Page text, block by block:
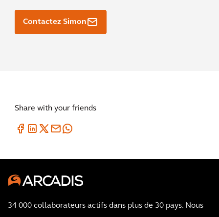
Contactez Simon
Share with your friends
34 000 collaborateurs actifs dans plus de 30 pays. Nous